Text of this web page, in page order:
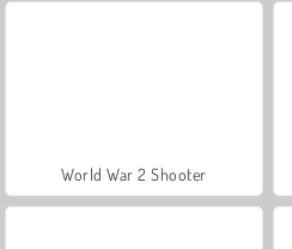
World War 2 Shooter